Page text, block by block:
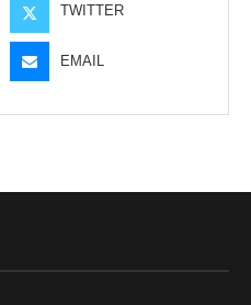
TWITTER
EMAIL